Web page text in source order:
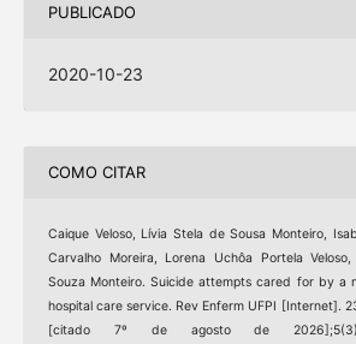
PUBLICADO
2020-10-23
COMO CITAR
Caique Veloso, Lívia Stela de Sousa Monteiro,
Carvalho Moreira, Lorena Uchôa Portela
Souza Monteiro. Suicide attempts cared for by a
hospital care service. Rev Enferm UFPI [Internet].
[citado 7º de agosto de